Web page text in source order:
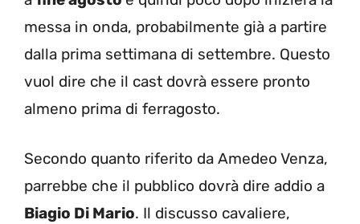
messa in onda, probabilmente già a partire
dalla prima settimana di settembre. Questo
vuol dire che il cast dovrà essere pronto
almeno prima di ferragosto.
Secondo quanto riferito da Amedeo Venza,
parrebbe che il pubblico dovrà dire addio a
Biagio Di Mario. Il discusso cavaliere,